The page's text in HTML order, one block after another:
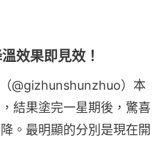
效果即見效！
@gizhunshunzhuo）本
結果塗完一星期後，驚喜
。最明顯的分別是現在開